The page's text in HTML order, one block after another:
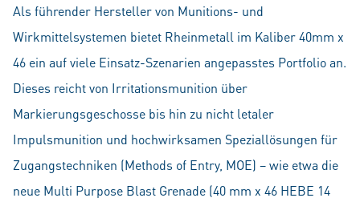
Als führender Hersteller von Munitions- und
Wirkmittelsystemen bietet Rheinmetall im Kaliber 40mm x
46 ein auf viele Einsatz-Szenarien angepasstes Portfolio an.
Dieses reicht von Irritationsmunition über
Markierungsgeschosse bis hin zu nicht letaler
Impulsmunition und hochwirksamen Speziallösungen für
Zugangstechniken (Methods of Entry, MOE) – wie etwa die
neue Multi Purpose Blast Grenade (40 mm x 46 HEBE 14